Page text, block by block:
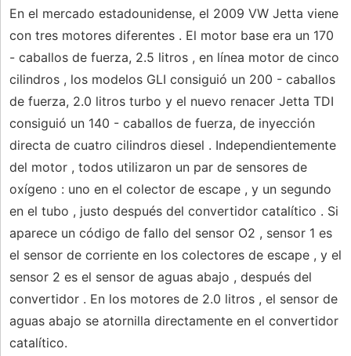
En el mercado estadounidense, el 2009 VW Jetta viene
con tres motores diferentes . El motor base era un 170
- caballos de fuerza, 2.5 litros , en línea motor de cinco
cilindros , los modelos GLI consiguió un 200 - caballos
de fuerza, 2.0 litros turbo y el nuevo renacer Jetta TDI
consiguió un 140 - caballos de fuerza, de inyección
directa de cuatro cilindros diesel . Independientemente
del motor , todos utilizaron un par de sensores de
oxígeno : uno en el colector de escape , y un segundo
en el tubo , justo después del convertidor catalítico . Si
aparece un código de fallo del sensor O2 , sensor 1 es
el sensor de corriente en los colectores de escape , y el
sensor 2 es el sensor de aguas abajo , después del
convertidor . En los motores de 2.0 litros , el sensor de
aguas abajo se atornilla directamente en el convertidor
catalítico.